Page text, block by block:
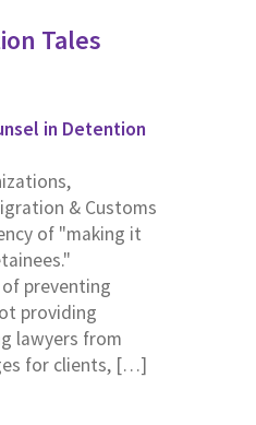
Tales
in Detention
& Customs
of "making it
preventing
providing
lawyers from
for clients, […]